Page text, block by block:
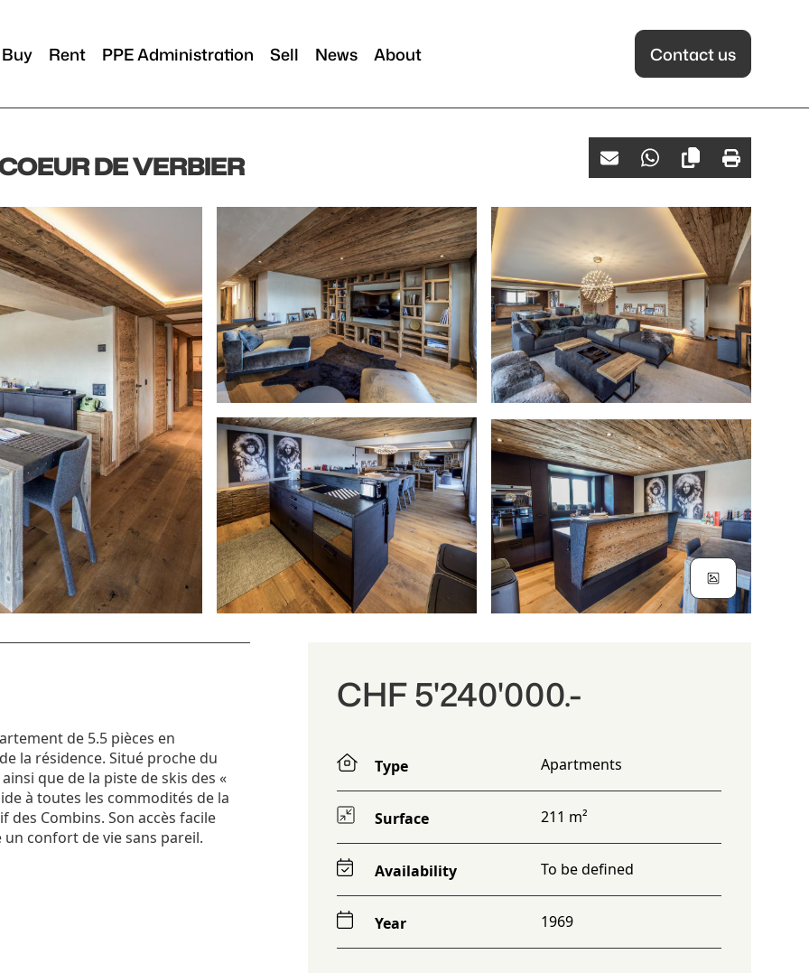
Buy Rent PPE Administration Sell News About Contact us
DE VERBIER
de 5.5 pièces en
la résidence. Situé proche du
que de la piste de skis des «
à toutes les commodités de la
Combins. Son accès facile
confort de vie sans pareil.
CHF 5'240'000.-
Type Apartments
Surface 211 m²
Availability To be defined
Year 1969